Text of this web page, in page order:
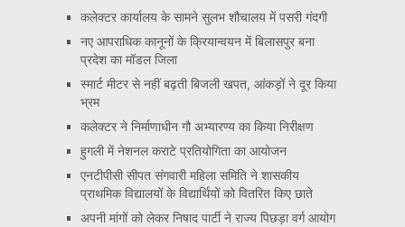
कलेक्टर कार्यालय के सामने सुलभ शौचालय में पसरी गंदगी
नए आपराधिक कानूनों के क्रियान्वयन में बिलासपुर बना
प्रदेश का मॉडल जिला
स्मार्ट मीटर से नहीं बढ़ती बिजली खपत, आंकड़ों ने दूर किया
भ्रम
कलेक्टर ने निर्माणाधीन गौ अभ्यारण्य का किया निरीक्षण
हुगली में नेशनल कराटे प्रतियोगिता का आयोजन
एनटीपीसी सीपत संगवारी महिला समिति ने शासकीय
प्राथमिक विद्यालयों के विद्यार्थियों को वितरित किए छाते
अपनी मांगों को लेकर निषाद पार्टी ने राज्य पिछड़ा वर्ग आयोग